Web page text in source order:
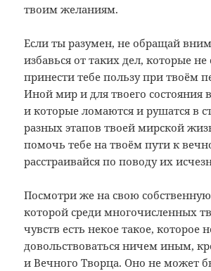
твоим желаниям.
Если ты разумен, не обращай
избавься от таких дел, которые
принести тебе пользу при твоём
Иной мир и для твоего состояния
и которые ломаются и рушатся в
разных этапов твоей мирской
помочь тебе на твоём пути к
расстраивайся по поводу их
Посмотри же на свою
которой среди многочисленных
чувств есть некое такое, которое
довольствоваться ничем иным,
и Вечного Творца. Оно не может